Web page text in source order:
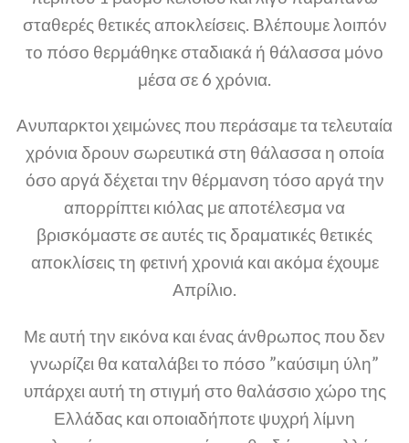
σταθερές θετικές αποκλείσεις. Βλέπουμε λοιπόν
το πόσο θερμάθηκε σταδιακά ή θάλασσα μόνο
μέσα σε 6 χρόνια.
Ανυπαρκτοι χειμώνες που περάσαμε τα τελευταία
χρόνια δρουν σωρευτικά στη θάλασσα η οποία
όσο αργά δέχεται την θέρμανση τόσο αργά την
απορρίπτει κιόλας με αποτέλεσμα να
βρισκόμαστε σε αυτές τις δραματικές θετικές
αποκλίσεις τη φετινή χρονιά και ακόμα έχουμε
Απρίλιο.
Με αυτή την εικόνα και ένας άνθρωπος που δεν
γνωρίζει θα καταλάβει το πόσο ”καύσιμη ύλη”
υπάρχει αυτή τη στιγμή στο θαλάσσιο χώρο της
Ελλάδας και οποιαδήποτε ψυχρή λίμνη